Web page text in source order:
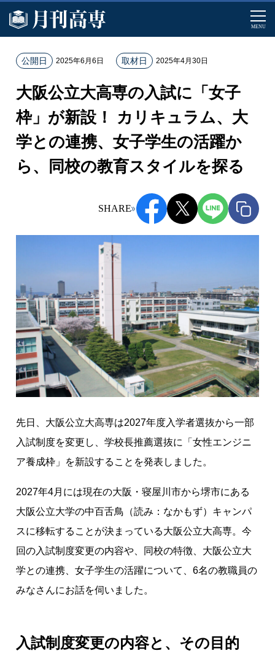
MENU
ホ
ム
記
事
一
大
大
の
入
試
に
「
女
子
枠
が
新
設
カ
リ
ュ
ラ
ム
、
と
の
大阪公立大高専の入試に「女子
枠」が新設！ カリキュラム、大
学との連携、女子学生の活躍か
ら、同校の教育スタイルを探る
SHARE
公開日 2025年6月6日 取材日 2025年4月30日
先日、大阪公立大高専は2027年度入学者選抜から一部
入試制度を変更し、学校長推薦選抜に「女性エンジニ
ア養成枠」を新設することを発表しました。
2027年4月には現在の大阪・寝屋川市から堺市にある
大阪公立大学の中百舌鳥（読み：なかもず）キャンパ
スに移転することが決まっている大阪公立大高専。今
回の入試制度変更の内容や、同校の特徴、大阪公立大
学との連携、女子学生の活躍について、6名の教職員の
みなさんにお話を伺いました。
入試制度変更の内容と、その目的